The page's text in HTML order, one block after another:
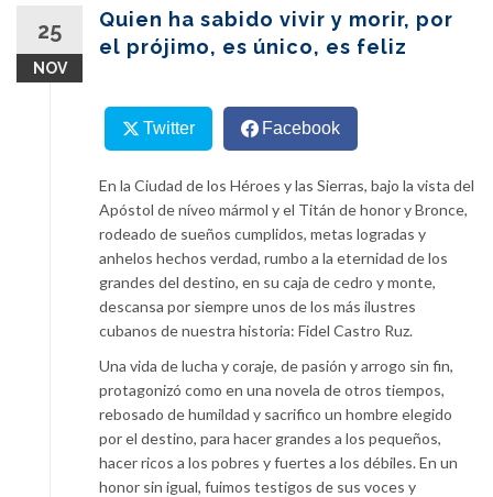
25
NOV
Quien ha sabido vivir y morir, por
el prójimo, es único, es feliz
Twitter Facebook
En la Ciudad de los Héroes y las Sierras, bajo la vista del
Apóstol de níveo mármol y el Titán de honor y Bronce,
rodeado de sueños cumplidos, metas logradas y
anhelos hechos verdad, rumbo a la eternidad de los
grandes del destino, en su caja de cedro y monte,
descansa por siempre unos de los más ilustres
cubanos de nuestra historia: Fidel Castro Ruz.
Una vida de lucha y coraje, de pasión y arrogo sin fin,
protagonizó como en una novela de otros tiempos,
rebosado de humildad y sacrifico un hombre elegido
por el destino, para hacer grandes a los pequeños,
hacer ricos a los pobres y fuertes a los débiles. En un
honor sin igual, fuimos testigos de sus voces y